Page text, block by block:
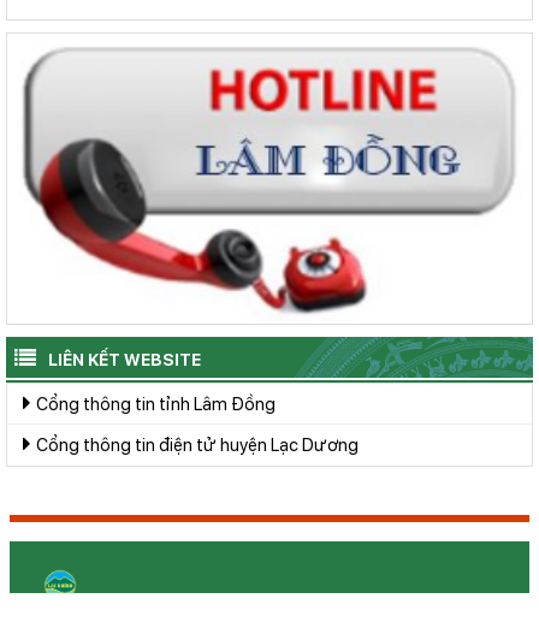
LIÊN KẾT WEBSITE
Cổng thông tin tỉnh Lâm Đồng
Cổng thông tin điện tử huyện Lạc Dương